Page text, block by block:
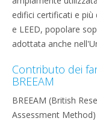
edifici certificati e
e LEED, popolare
adottata anche
Contributo dei
BREEAM
BREEAM (British
Assessment